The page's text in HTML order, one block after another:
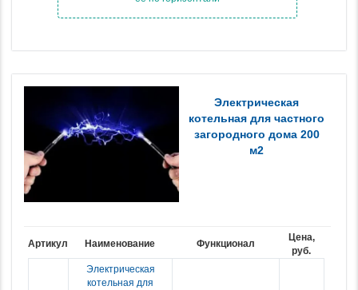
Электрическая
котельная для частного
загородного дома 200
м2
Артикул Наименование Функционал
Цена,
руб.
Электрическая
котельная для